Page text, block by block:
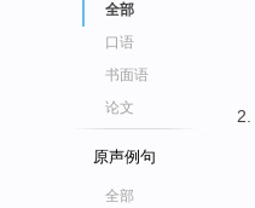
全部
口语
书面语
论文
原声例句
全部